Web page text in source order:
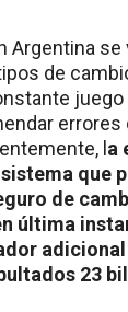
Argentina se
de
juego
errores
l a
que
de
última
23